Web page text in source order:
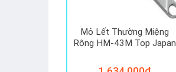
Mỏ Lết Thường Miệng
Rộng HM-43M Top Japan